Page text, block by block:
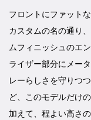
フロントにファット
カスタムの名の通り
ムフィニッシュのエ
ライザー部分にメー
レーらしさを守りつ
ど、このモデルだけ
加えて、程よい高さ